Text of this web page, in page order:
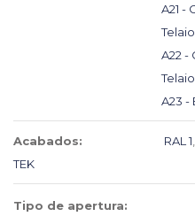
A21 -
A22 -
A23 -
Acabados: RAL 1
TEK
Tipo de apertura: